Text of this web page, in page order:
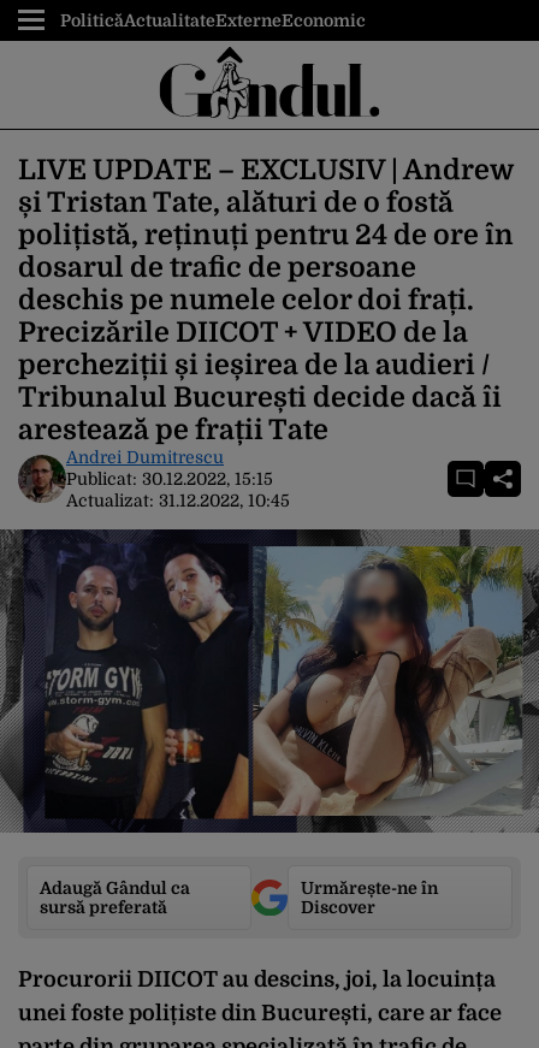
PoliticăActualitateExterneEconomic
LIVE UPDATE – EXCLUSIV | Andrew
și Tristan Tate, alături de o fostă
polițistă, reținuți pentru 24 de ore în
dosarul de trafic de persoane
deschis pe numele celor doi frați.
Precizările DIICOT + VIDEO de la
percheziții și ieșirea de la audieri /
Tribunalul București decide dacă îi
arestează pe frații Tate
Andrei Dumitrescu
Publicat: 30.12.2022, 15:15
Actualizat: 31.12.2022, 10:45
Adaugă Gândul ca
sursă preferată
Urmărește-ne în
Discover
Procurorii DIICOT au descins, joi, la locuința
unei foste polițiste din București, care ar face